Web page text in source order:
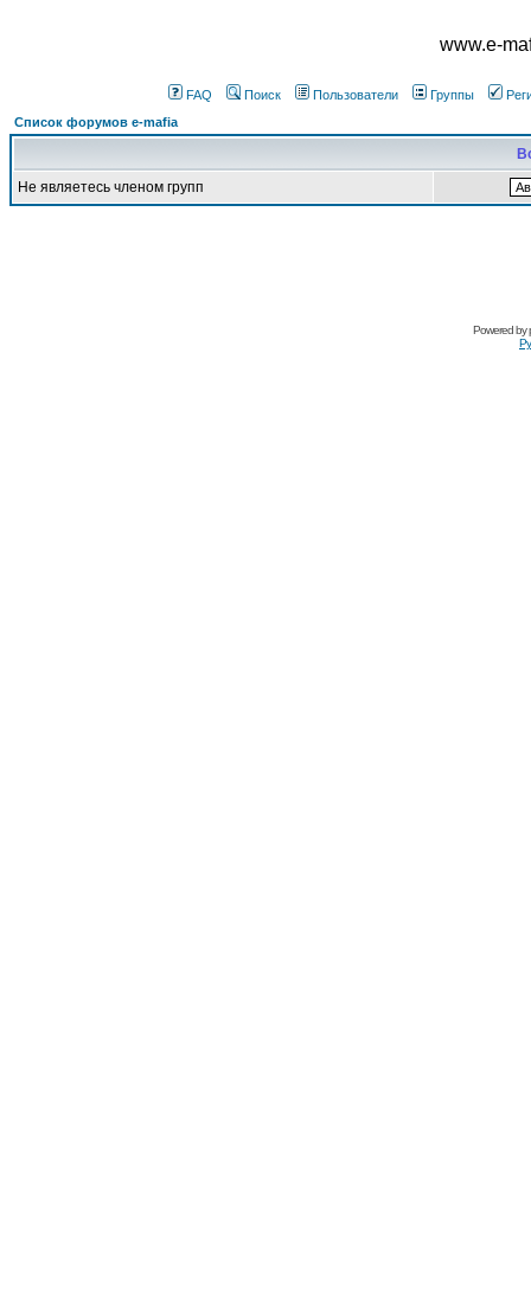
www.e-
FAQ Поиск Пользователи Группы
Список форумов e-mafia
Не являетесь членом групп
Powered by